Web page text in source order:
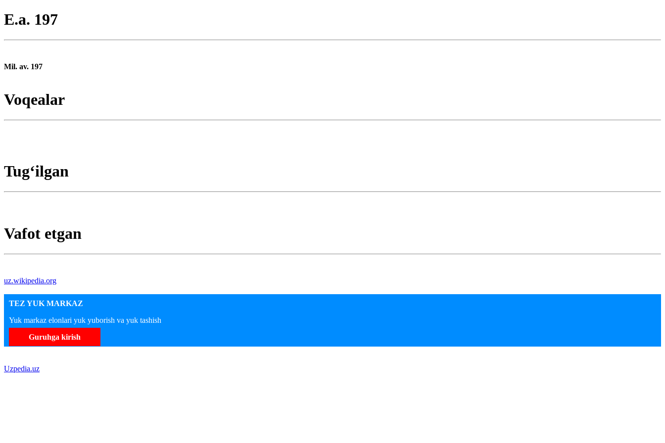
E.a. 197
Mil. av. 197
Voqealar
Tugʻilgan
Vafot etgan
uz.wikipedia.org
TEZ YUK MARKAZ
Yuk markaz elonlari yuk yuborish va yuk tashish
Guruhga kirish
Uzpedia.uz